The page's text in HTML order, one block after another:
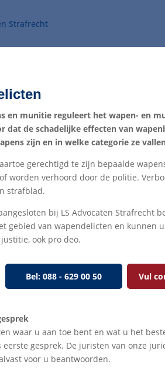
en munitie reguleert het wapen- en
dat de schadelijke effecten van
zijn en in welke categorie ze
gerechtigd te zijn bepaalde
worden verhoord door de politie.
strafblad.
bij LS Advocaten Strafrecht
gebied van wapendelicten en kunnen
ook pro deo.
Bel: 088 - 629 00 50 Vul
waar u aan toe bent en wat u het
eerste gesprek. De juristen van onze
voor u beantwoorden.